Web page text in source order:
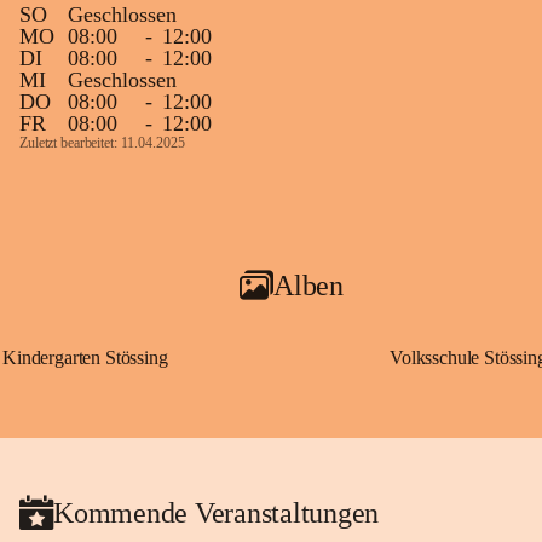
SO
Geschlossen
MO 08:00 - 12:00
DI
08:00 - 12:00
MI
Geschlossen
DO
08:00 - 12:00
FR
08:00 - 12:00
Zuletzt bearbeitet: 11.04.2025
Alben
Kindergarten Stössing Volksschule
Kommende Veranstaltungen